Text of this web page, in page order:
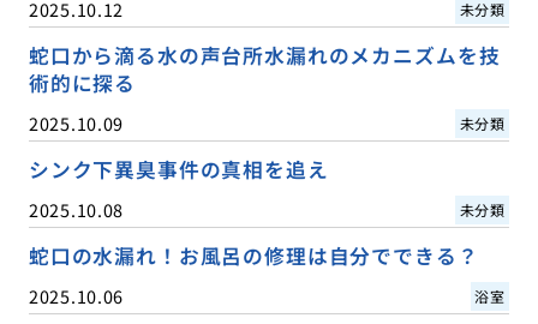
2025.10.12 未分類
蛇口から滴る水の声台所水漏れのメカニズムを技
術的に探る
2025.10.09 未分類
シンク下異臭事件の真相を追え
2025.10.08 未分類
蛇口の水漏れ！お風呂の修理は自分でできる？
2025.10.06 浴室